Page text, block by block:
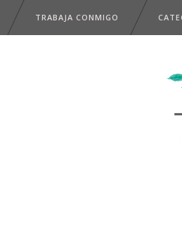
TRABAJA CONMIGO